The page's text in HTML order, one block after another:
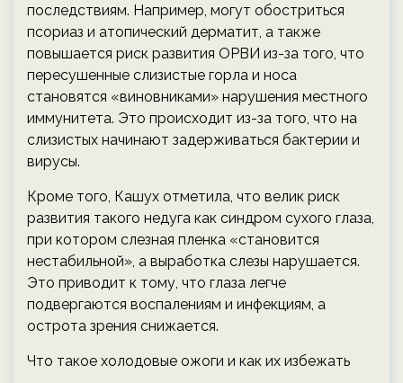
последствиям. Например, могут обостриться
псориаз и атопический дерматит, а также
повышается риск развития ОРВИ из-за того, что
пересушенные слизистые горла и носа
становятся «виновниками» нарушения местного
иммунитета. Это происходит из-за того, что на
слизистых начинают задерживаться бактерии и
вирусы.
Кроме того, Кашух отметила, что велик риск
развития такого недуга как синдром сухого глаза,
при котором слезная пленка «становится
нестабильной», а выработка слезы нарушается.
Это приводит к тому, что глаза легче
подвергаются воспалениям и инфекциям, а
острота зрения снижается.
Что такое холодовые ожоги и как их избежать